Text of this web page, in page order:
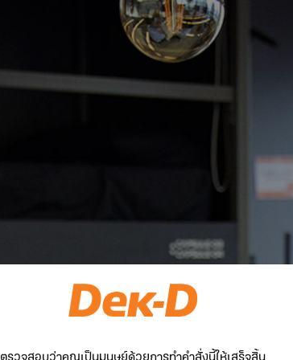
ตรวจสอบว่าคุณเป็นมนุษย์ด้วยการทำคำสั่งนี้ให้เสร็จสิ้น